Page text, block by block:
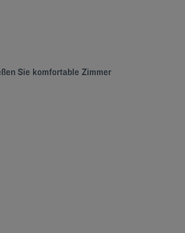
Sie komfortable Zimmer